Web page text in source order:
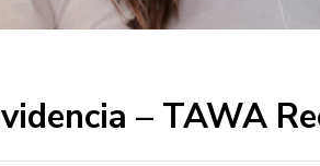
– TAWA